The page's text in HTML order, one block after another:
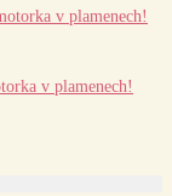
v plamenech!
v plamenech!